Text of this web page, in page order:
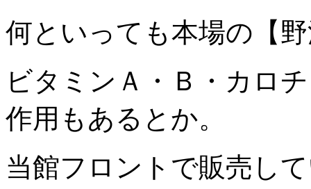
何といっても本場の【
ビタミンＡ・Ｂ・カロ
作用もあるとか。
当館フロントで販売し